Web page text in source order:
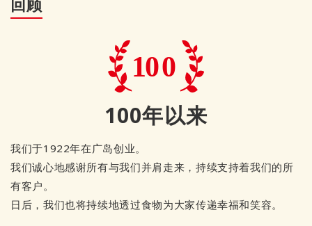
回顾
100年以来
我们于1922年在广岛创业。
我们诚心地感谢所有与我们并肩走来，持续支持着我们的所
有客户。
日后，我们也将持续地透过食物为大家传递幸福和笑容。